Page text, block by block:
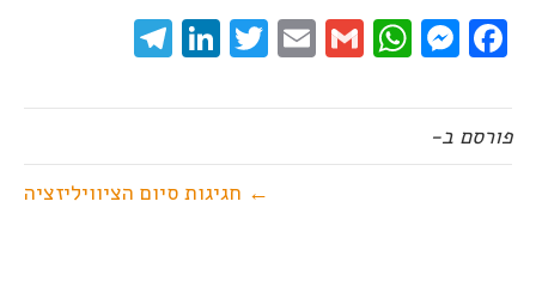
Facebook
Messenger
WhatsApp
Gmail
Email
Twitter
LinkedIn
פורסם ב-
← חגיגות סיום הציוויליזציה